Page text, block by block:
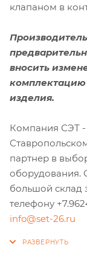
клапаном в
вносить
комплектацию
изделия.
Компания СЭТ -
партнер в
оборудования.
большой склад
телефону
info@set-26.ru